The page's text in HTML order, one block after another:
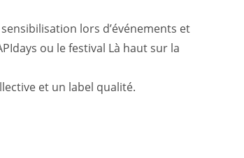
lors d’événements et
ou le festival Là haut sur la
et un label qualité.